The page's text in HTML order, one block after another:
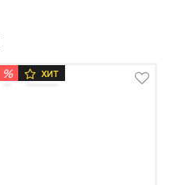
% ХИТ